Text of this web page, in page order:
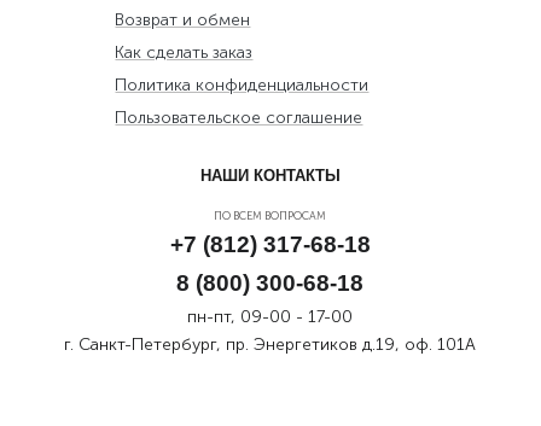
Возврат и обмен
Как сделать заказ
Политика конфиденциальности
Пользовательское соглашение
НАШИ КОНТАКТЫ
ПО ВСЕМ ВОПРОСАМ
+7 (812) 317-68-18
8 (800) 300-68-18
пн-пт, 09-00 - 17-00
г. Санкт-Петербург, пр. Энергетиков д.19, оф. 101А